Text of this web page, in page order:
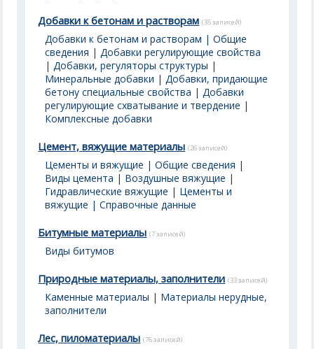
Добавки к бетонам и растворам (35 записей)
Добавки к бетонам и растворам | Общие
сведения |Добавки регулирующие свойства
|Добавки, регуляторы структуры |
Минеральные добавки |Добавки, придающие
бетону специальные свойства |Добавки
регулирующие схватывание и твердение |
Комплексные добавки
Цемент, вяжущие материалы (26 записей)
Цементы и вяжущие | Общие сведения |
Виды цемента | Воздушные вяжущие |
Гидравлические вяжущие | Цементы и
вяжущие | Справочные данные
Битумные материалы (7 записей)
Виды битумов
Природные материалы, заполнители (33 записей)
Каменные материалы | Материалы нерудные,
заполнители
Лес, пиломатериалы (76 записей)